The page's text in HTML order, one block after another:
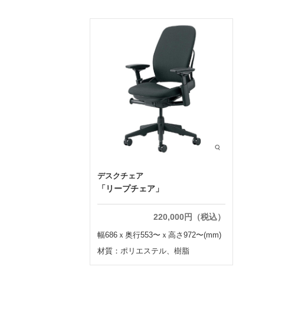
デスクチェア
「リープチェア」
220,000円（税込）
幅686ｘ奥行553〜ｘ高さ972〜(mm)
材質：ポリエステル、樹脂